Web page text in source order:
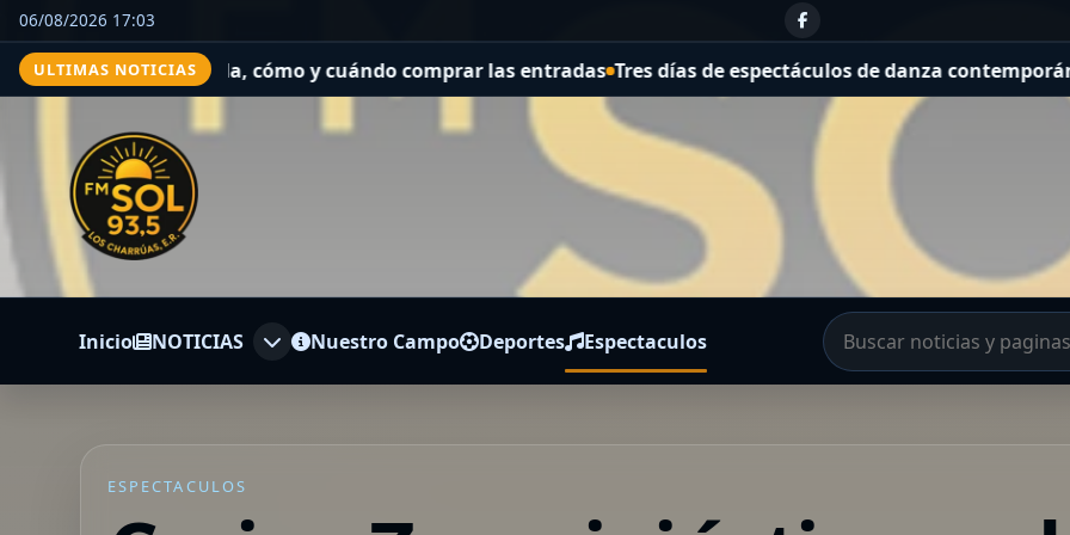
06/08/2026 17:03
ULTIMAS NOTICIAS
y cuándo comprar las entradas Tres días de espectáculos de danza contemporánea gratuitos en plena
Inicio NOTICIAS Nuestro Campo Deportes Espectaculos
ESPECTACULOS